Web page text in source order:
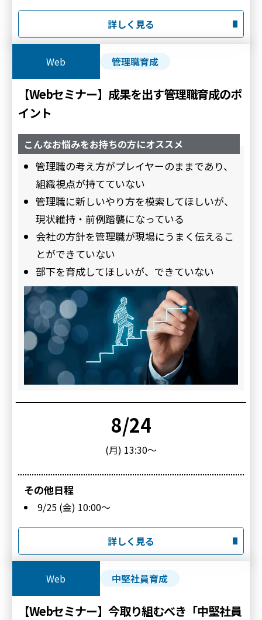
詳しく見る
Web 管理職育成
【Webセミナー】成果を出す管理職育成のポ
イント
こんなお悩みをお持ちの方にオススメ
管理職の考え方がプレイヤーのままであり、
組織視点が持てていない
管理職に新しいやり方を模索してほしいが、
現状維持・前例踏襲になっている
会社の方針を管理職が現場にうまく伝えるこ
とができていない
部下を育成してほしいが、できていない
8/24
(月) 13:30～
9/25(金) 10:00～
詳しく見る
Web 中堅社員育成
【Webセミナー】今取り組むべき「中堅社員